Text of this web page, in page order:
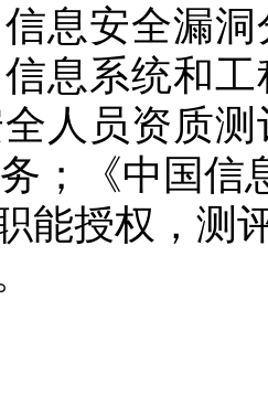
息安全漏
息系统和
人员资质
；《中国信
能授权，测